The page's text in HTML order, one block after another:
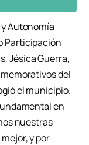
Autonomía
Participación
Jésica Guerra,
del
el municipio.
en
nuestras
y por